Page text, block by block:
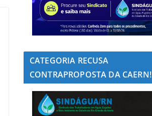
CATEGORIA RECUSA
CONTRAPROPOSTA DA CAERN!